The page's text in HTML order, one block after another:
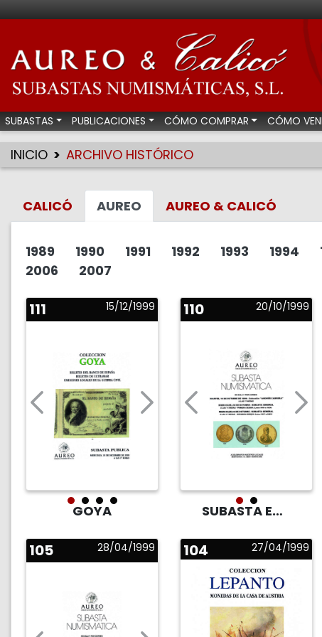
Aureo & Calicó -
SUBASTAS PUBLICACIONES CÓMO COMPRAR CÓMO
INICIO ARCHIVO HISTÓRICO
CALICÓ AUREO AUREO & CALICÓ
1989 1990 1991 1992 1993 1994
2006
2007
111 15/12/1999
GOYA
110 20/10/1999
SUBASTA EN SALA
105 28/04/1999 104 27/04/1999